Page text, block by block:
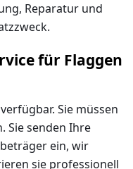
Reparatur und
für Flaggen
Sie müssen
Sie senden Ihre
ein, wir
sie professionell